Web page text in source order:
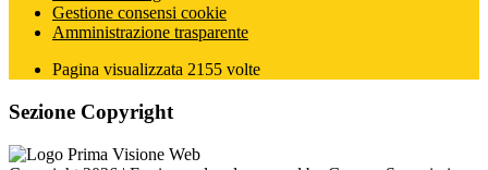
Gestione consensi cookie
Amministrazione trasparente
Pagina visualizzata 2155 volte
Sezione Copyright